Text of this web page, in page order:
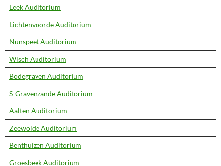
Leek Auditorium
Lichtenvoorde Auditorium
Nunspeet Auditorium
Wisch Auditorium
Bodegraven Auditorium
S-Gravenzande Auditorium
Aalten Auditorium
Zeewolde Auditorium
Benthuizen Auditorium
Groesbeek Auditorium